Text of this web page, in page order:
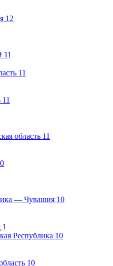
12
11
11
11
область 11
— Чувашия 10
1
Республика 10
10